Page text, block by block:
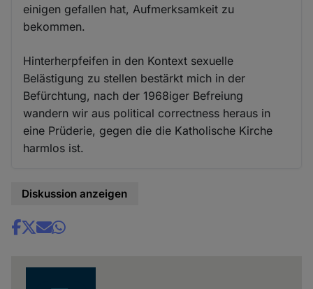
einigen gefallen hat, Aufmerksamkeit zu
bekommen.
Hinterherpfeifen in den Kontext sexuelle
Belästigung zu stellen bestärkt mich in der
Befürchtung, nach der 1968iger Befreiung
wandern wir aus political correctness heraus in
eine Prüderie, gegen die die Katholische Kirche
harmlos ist.
Diskussion anzeigen
Share